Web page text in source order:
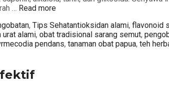
… Read more
, Tips SehatTags
antioksidan alami, flavonoid
urat alami, obat tradisional sarang semut,
pendans, tanaman obat papua, teh